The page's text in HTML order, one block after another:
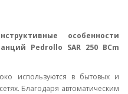
особенности
Pedrollo SAR 250 BCm
используются в бытовых и
Благодаря автоматическим